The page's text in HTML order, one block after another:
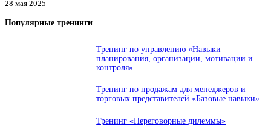
28 мая 2025
Популярные тренинги
Тренинг по управлению «Навыки
планирования, организации, мотивации и
контроля»
Тренинг по продажам для менеджеров и
торговых представителей «Базовые навыки»
Тренинг «Переговорные дилеммы»